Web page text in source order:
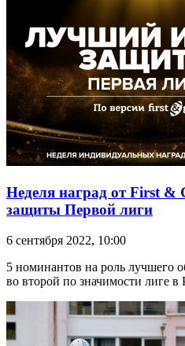
Неделя наград от First
защиты Первой лиги
6 сентября 2022, 10:00
5 номинантов на роль лучшего
во второй по значимости лиге в